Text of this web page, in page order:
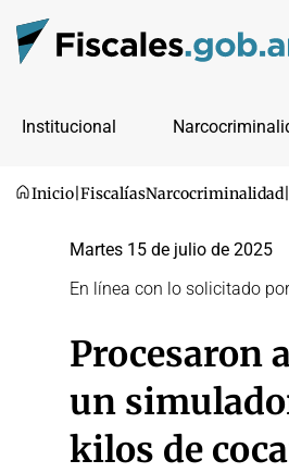
Institucional
Inicio FiscalíasNarcocriminalidad
Martes 15 de julio de 2025
En línea con lo solicitado
Procesaron
un
kilos de